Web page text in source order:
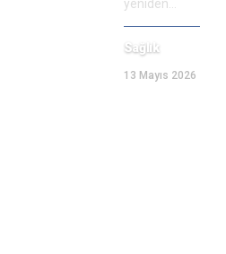
yeniden
Sağlık
13 Mayıs 2026